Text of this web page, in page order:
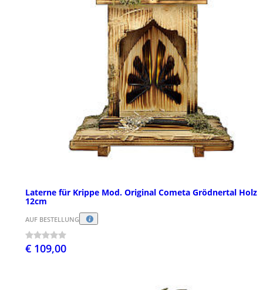
Laterne für Krippe Mod. Original Cometa Grödnertal Holz
12cm
AUF BESTELLUNG
€ 109,00